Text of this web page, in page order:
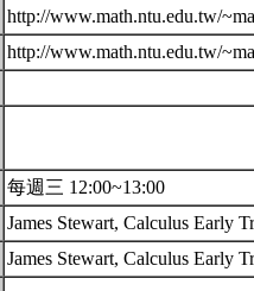
http://www.math.ntu.edu.tw/
http://www.math.ntu.edu.tw/
每週三 12:00~13:00
James Stewart, Calculus Early
James Stewart, Calculus Early